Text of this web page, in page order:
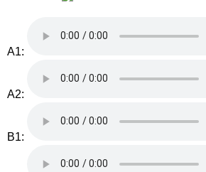
A1:
A2:
B1: